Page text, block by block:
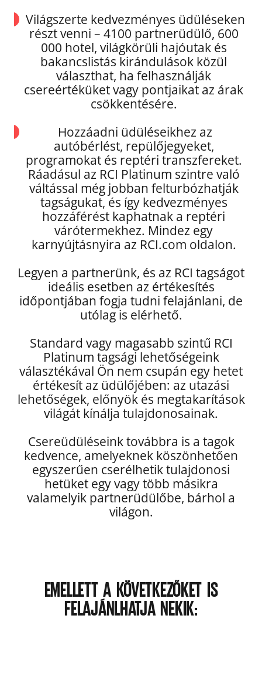
Világszerte kedvezményes üdüléseken
részt venni – 4100 partnerüdülő, 600
000 hotel, világkörüli hajóutak és
bakancslistás kirándulások közül
választhat, ha felhasználják
csereértéküket vagy pontjaikat az árak
csökkentésére.
Hozzáadni üdüléseikhez az
autóbérlést, repülőjegyeket,
programokat és reptéri transzfereket.
Ráadásul az RCI Platinum szintre való
váltással még jobban felturbózhatják
tagságukat, és így kedvezményes
hozzáférést kaphatnak a reptéri
várótermekhez. Mindez egy
karnyújtásnyira az RCI.com oldalon.
Legyen a partnerünk, és az RCI tagságot
ideális esetben az értékesítés
időpontjában fogja tudni felajánlani, de
utólag is elérhető.
Standard vagy magasabb szintű RCI
Platinum tagsági lehetőségeink
választékával Ön nem csupán egy hetet
értékesít az üdülőjében: az utazási
lehetőségek, előnyök és megtakarítások
világát kínálja tulajdonosainak.
Csereüdüléseink továbbra is a tagok
kedvence, amelyeknek köszönhetően
egyszerűen cserélhetik tulajdonosi
hetüket egy vagy több másikra
valamelyik partnerüdülőbe, bárhol a
világon.
EMELLETT A KÖVETKEZŐKET IS
FELAJÁNLHATJA NEKIK: